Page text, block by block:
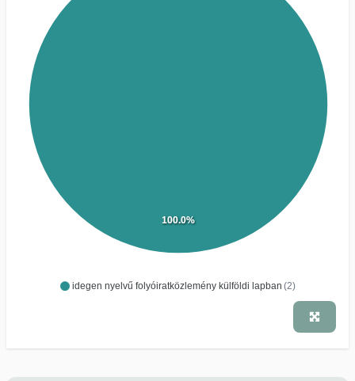
idegen nyelvű folyóiratközlemény külföldi lapban (2)
100.0%